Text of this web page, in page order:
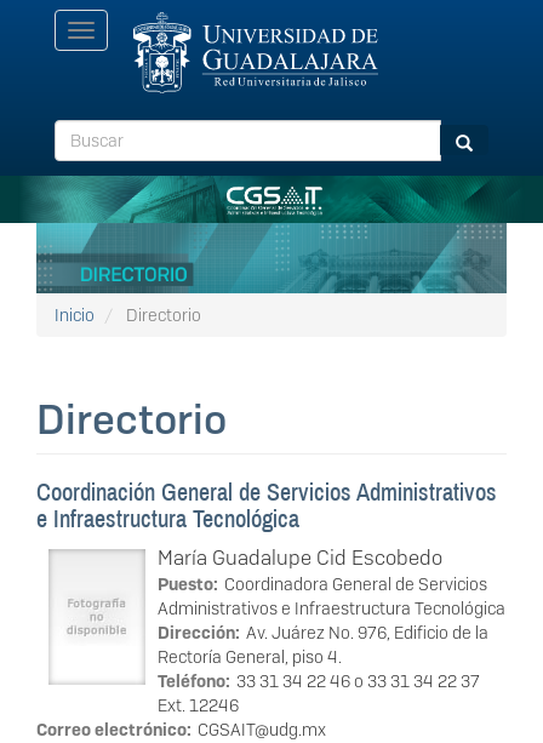
Toggle
navigation
Buscar
Buscar
Inicio Directorio
Directorio
Coordinación General de Servicios Administrativos
e Infraestructura Tecnológica
María Guadalupe Cid Escobedo
Puesto: Coordinadora General de Servicios
Administrativos e Infraestructura Tecnológica
Dirección: Av. Juárez No. 976, Edificio de la
Rectoría General, piso 4.
Teléfono: 33 31 34 22 46 o 33 31 34 22 37
Ext. 12246
Correo electrónico: CGSAIT@udg.mx